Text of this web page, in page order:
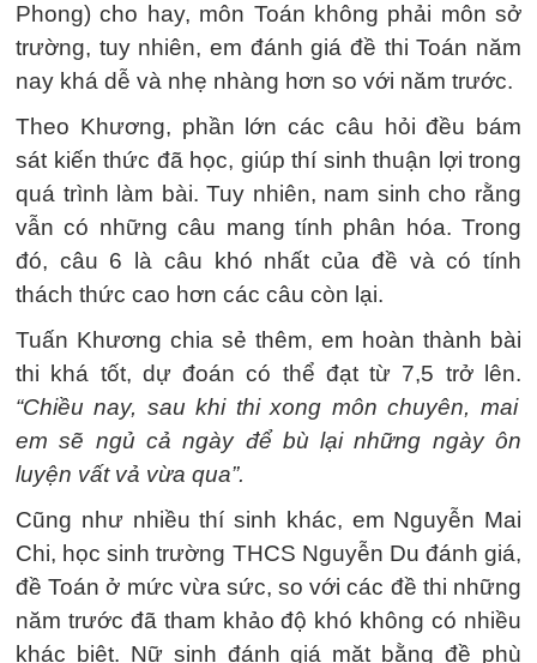
Phong) cho hay, môn Toán không phải môn sở
trường, tuy nhiên, em đánh giá đề thi Toán năm
nay khá dễ và nhẹ nhàng hơn so với năm trước.
Theo Khương, phần lớn các câu hỏi đều bám
sát kiến thức đã học, giúp thí sinh thuận lợi trong
quá trình làm bài. Tuy nhiên, nam sinh cho rằng
vẫn có những câu mang tính phân hóa. Trong
đó, câu 6 là câu khó nhất của đề và có tính
thách thức cao hơn các câu còn lại.
Tuấn Khương chia sẻ thêm, em hoàn thành bài
thi khá tốt, dự đoán có thể đạt từ 7,5 trở lên.
“Chiều nay, sau khi thi xong môn chuyên, mai
em sẽ ngủ cả ngày để bù lại những ngày ôn
luyện vất vả vừa qua”.
Cũng như nhiều thí sinh khác, em Nguyễn Mai
Chi, học sinh trường THCS Nguyễn Du đánh giá,
đề Toán ở mức vừa sức, so với các đề thi những
năm trước đã tham khảo độ khó không có nhiều
khác biệt. Nữ sinh đánh giá mặt bằng đề phù